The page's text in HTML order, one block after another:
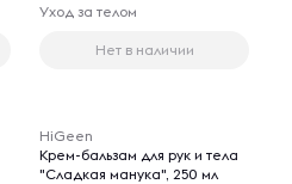
Уход за телом
Нет в наличии
HiGeen
Крем-бальзам для рук и тела
"Сладкая манука", 250 мл